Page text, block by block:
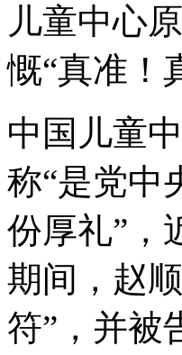
儿童中心
慨“真准！
中国儿童
称“是党中
份厚礼”，
期间，赵
符”，并被